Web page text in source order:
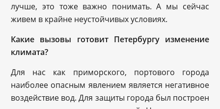
лучше, это тоже важно понимать. А мы сейчас
живем в крайне неустойчивых условиях.
Какие вызовы готовит Петербургу изменение
климата?
Для нас как приморского, портового города
наиболее опасным явлением является негативное
воздействие вод. Для защиты города был построен